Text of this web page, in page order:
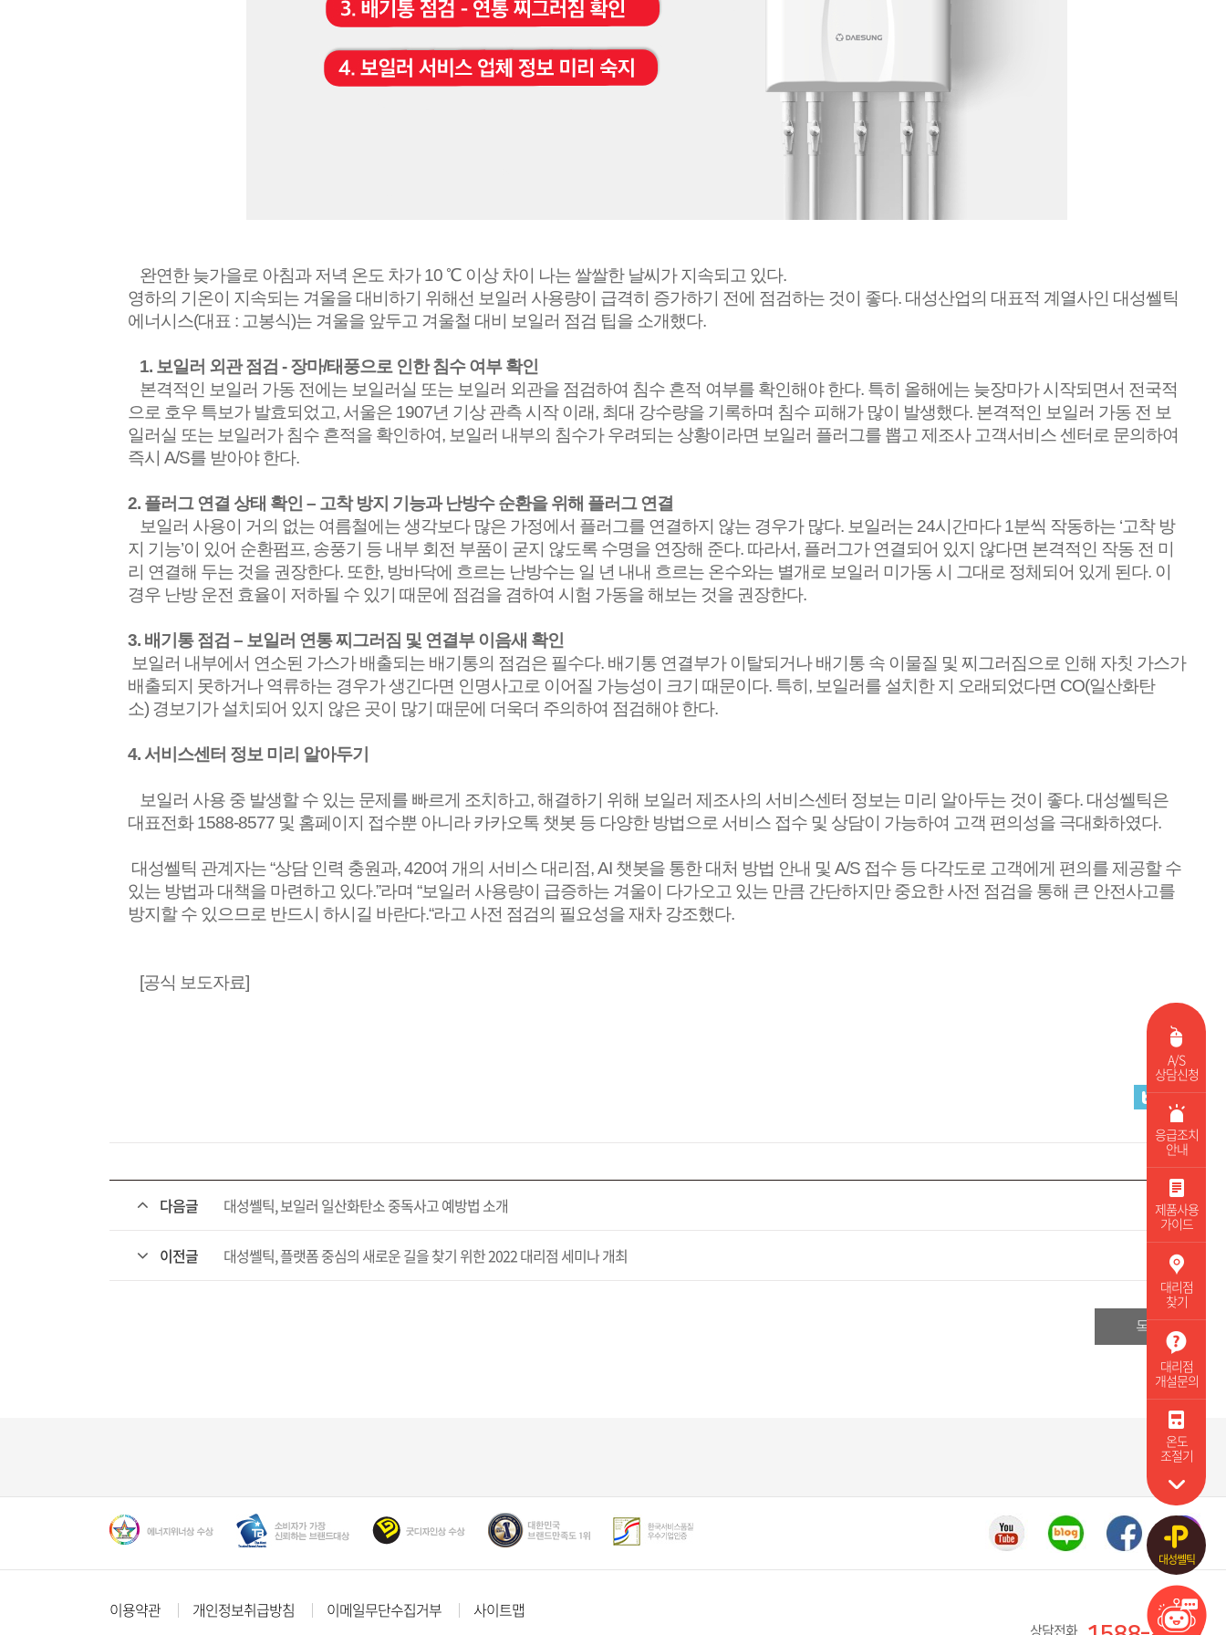
A/S
상담신청
응급조치
안내
제품사용
가이드
대리점
찾기
대리점
개설문의
온도
조절기
대성쎌틱
완연한 늦가을로 아침과 저녁 온도 차가10 ℃ 이상 차이 나는 쌀쌀한 날씨가 지속되고 있다.
영하의 기온이 지속되는 겨울을 대비하기 위해선 보일러 사용량이 급격히 증가하기 전에 점검하는 것이 좋다. 대성산업의 대표적 계열사인 대성쎌틱
에너시스(대표 : 고봉식)는 겨울을 앞두고 겨울철 대비 보일러 점검 팁을 소개했다.
1. 보일러 외관 점검-장마/태풍으로 인한 침수 여부 확인
본격적인 보일러 가동 전에는 보일러실 또는 보일러 외관을 점검하여 침수 흔적 여부를 확인해야 한다. 특히 올해에는 늦장마가 시작되면서 전국적
으로 호우 특보가 발효되었고, 서울은 1907년 기상 관측 시작 이래, 최대 강수량을 기록하며 침수 피해가 많이 발생했다. 본격적인 보일러 가동 전 보
일러실 또는 보일러가 침수 흔적을 확인하여, 보일러 내부의 침수가 우려되는 상황이라면 보일러 플러그를 뽑고 제조사 고객서비스 센터로 문의하여
즉시 A/S를 받아야 한다.
2. 플러그 연결 상태 확인 – 고착 방지 기능과 난방수 순환을 위해 플러그 연결
보일러 사용이 거의 없는 여름철에는 생각보다 많은 가정에서 플러그를 연결하지 않는 경우가 많다. 보일러는 24시간마다1분씩 작동하는 ‘고착 방
지 기능’이 있어 순환펌프, 송풍기 등 내부 회전 부품이 굳지 않도록 수명을 연장해 준다. 따라서, 플러그가 연결되어 있지 않다면 본격적인 작동 전 미
리 연결해 두는 것을 권장한다. 또한, 방바닥에 흐르는 난방수는 일 년 내내 흐르는 온수와는 별개로 보일러 미가동 시 그대로 정체되어 있게 된다. 이
경우 난방 운전 효율이 저하될 수 있기 때문에 점검을 겸하여 시험 가동을 해보는 것을 권장한다.
3. 배기통 점검 – 보일러 연통 찌그러짐 및 연결부 이음새 확인
보일러 내부에서 연소된 가스가 배출되는 배기통의 점검은 필수다. 배기통 연결부가 이탈되거나 배기통 속 이물질 및 찌그러짐으로 인해 자칫 가스가
배출되지 못하거나 역류하는 경우가 생긴다면 인명사고로 이어질 가능성이 크기 때문이다. 특히 , 보일러를 설치한 지 오래되었다면 CO(일산화탄
소) 경보기가 설치되어 있지 않은 곳이 많기 때문에 더욱더 주의하여 점검해야 한다.
4. 서비스센터 정보 미리 알아두기
보일러 사용 중 발생할 수 있는 문제를 빠르게 조치하고,해결하기 위해 보일러 제조사의 서비스센터 정보는 미리 알아두는 것이 좋다. 대성쎌틱은
대표전화1588-8577 및 홈페이지 접수뿐 아니라 카카오톡 챗봇 등 다양한 방법으로 서비스 접수 및 상담이 가능하여 고객 편의성을 극대화하였다.
대성쎌틱 관계자는“상담 인력 충원과, 420여 개의 서비스 대리점, AI 챗봇을 통한 대처 방법 안내 및 A/S 접수 등 다각도로 고객에게 편의를 제공할 수
있는 방법과 대책을 마련하고 있다.”라며 “보일러 사용량이 급증하는 겨울이 다가오고 있는 만큼 간단하지만 중요한 사전 점검을 통해 큰 안전사고를
방지할 수 있으므로 반드시 하시길 바란다.“라고 사전 점검의 필요성을 재차 강조했다.
[공식 보도자료]
다음글 대성쎌틱, 보일러 일산화탄소 중독사고 예방법 소개
이전글 대성쎌틱, 플랫폼 중심의 새로운 길을 찾기 위한 2022 대리점 세미나 개최
목록
이용약관 개인정보취급방침 이메일무단수집거부 사이트맵
상담전화